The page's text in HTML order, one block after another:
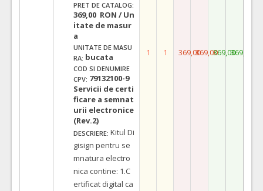
PRET DE CATALOG:
369,00 RON / Un
itate de masur
a
UNITATE DE MASU
RA: bucata
COD SI DENUMIRE
CPV: 79132100-9
Servicii de certi
ficare a semnat
urii electronice
(Rev.2)
DESCRIERE: Kitul Di
gisign pentru se
mnatura electro
nica contine: 1.C
ertificat digital ca
1 1 369,00369,00369,00369,00